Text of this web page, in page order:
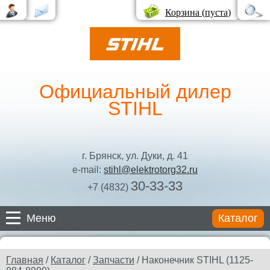
Корзина (пуста)
Официальный дилер
STIHL
г. Брянск, ул. Дуки, д. 41
e-mail: stihl@elektrotorg32.ru
+7 (4832) 30-33-33
Меню Каталог
Каталог
Главная / Каталог / Запчасти / Наконечник STIHL (1125-